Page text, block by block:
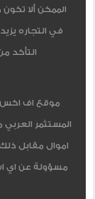
الممكن ألا
في التجاره
التأكد
موقع اف اكس
المستثمر العربي
اموال مقابل ذلك
مسؤولة عن اي